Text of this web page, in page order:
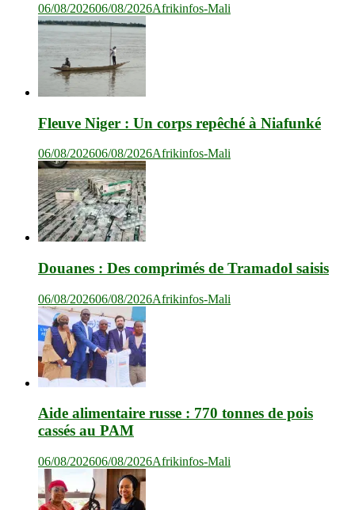
06/08/202606/08/2026Afrikinfos-Mali
Fleuve Niger : Un corps repêché à Niafunké
06/08/202606/08/2026Afrikinfos-Mali
Douanes : Des comprimés de Tramadol saisis
06/08/202606/08/2026Afrikinfos-Mali
Aide alimentaire russe : 770 tonnes de pois
cassés au PAM
06/08/202606/08/2026Afrikinfos-Mali